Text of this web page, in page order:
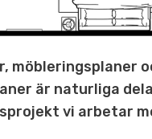
möbleringsplaner
är naturliga
vi arbetar